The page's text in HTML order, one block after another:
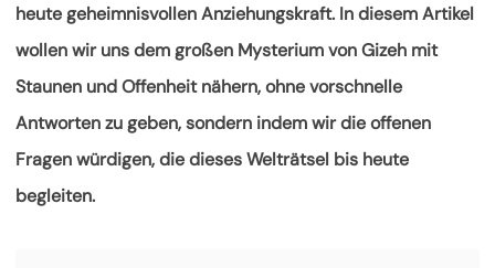
heute geheimnisvollenAnziehungskraft. In diesem Artikel
wollen wir uns dem großen Mysterium von Gizeh mit
Staunen und Offenheit nähern, ohne vorschnelle
Antworten zu geben, sondern indem wir die offenen
Fragen würdigen, die dieses Welträtsel bis heute
begleiten.